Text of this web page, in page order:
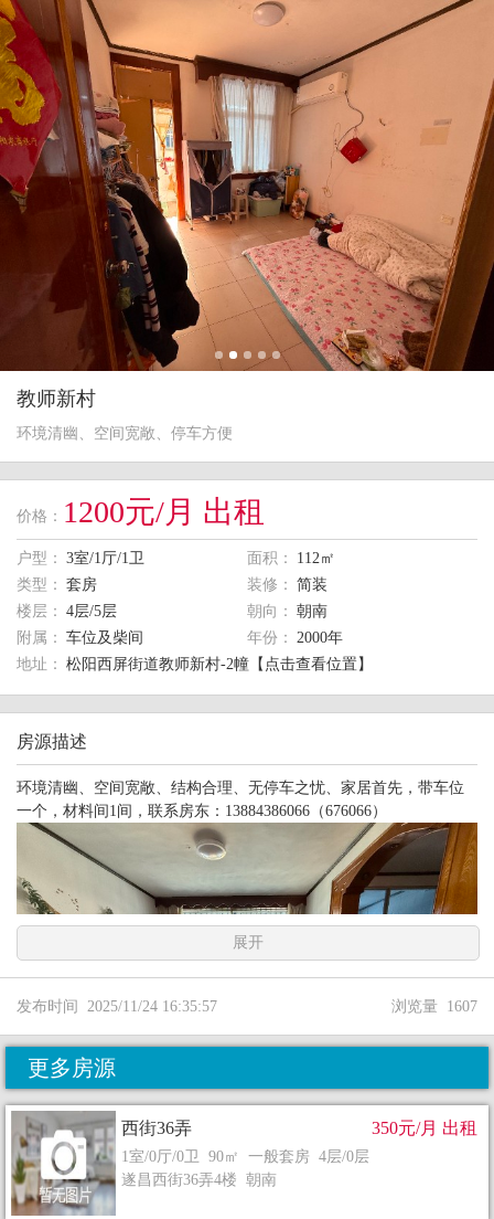
教师新村
环境清幽、空间宽敞、停车方便
价格： 1200元/月 出租
户型： 3室/1厅/1卫 面积：
112㎡
类型： 套房 装修： 简装
楼层： 4层/5层 朝向： 朝南
附属： 车位及柴间 年份： 2000年
地址： 松阳西屏街道教师新村-2幢【点击查看位置】
房源描述
环境清幽、空间宽敞、结构合理、无停车之忧、家居首先，带车位
一个，材料间1间，联系房东：13884386066（676066）
展开
发布时间 2025/11/24 16:35:57 浏览量 1607
更多房源
西街36弄
1室/0厅/0卫 90㎡ 一般套房 4层/0层
遂昌西街36弄4楼 朝南
350元/月 出租